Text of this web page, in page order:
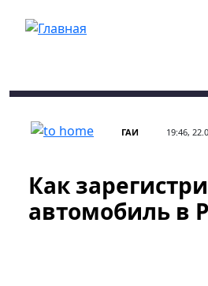
ГАИ 19:46,
Как
автомобиль в